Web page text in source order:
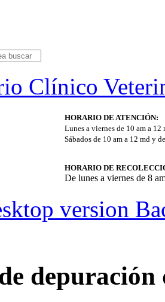
HORARIO DE ATENCIÓN:
Lunes a viernes de 10 am a 12
Sábados de 10 am a 12 md y
HORARIO DE
De lunes a viernes de 8
version
depuración